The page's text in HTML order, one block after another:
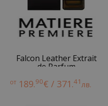
Falcon Leather Extrait
de Parfum
от 189.90€ / 371.41лв.